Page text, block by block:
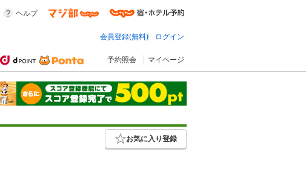
ヘルプ
会員登録(無料) ログイン
予約照会 マイページ
お気に入り登録